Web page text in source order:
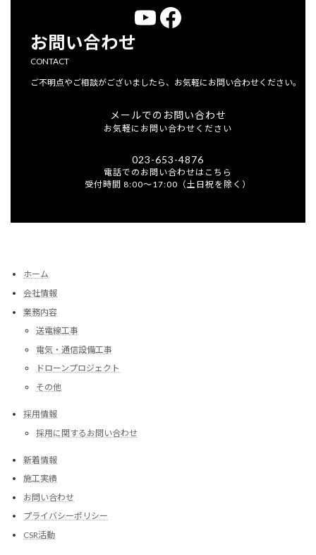
YouTube
Facebook
お問い合わせ
CONTACT
ご不明点やご相談がございましたら、お気軽にお問い合わせください。
メールでのお問い合わせ
お気軽にお問い合わせください
023-653-4876
電話でのお問い合わせはこちら
受付時間 8:00～17:00（土日祝を除く）
ホーム
会社情報
業務内容
送電線工事
電気・通信設備工事
ドローンプロジェクト
その他
採用情報
採用に関するお問い合わせ
新着情報
施工実績
お問い合わせ
プライバシーポリシー
CSR活動